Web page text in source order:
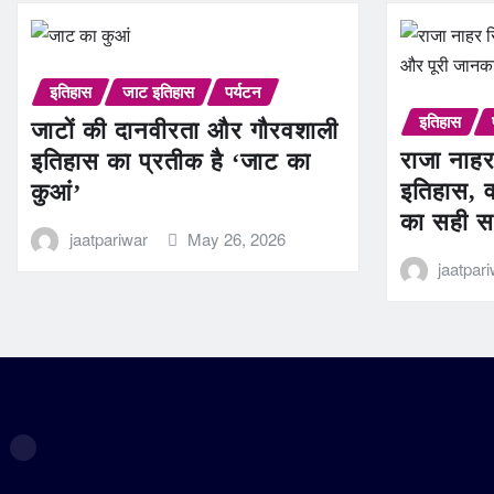
इतिहास जाट इतिहास पर्यटन
जाटों की दानवीरता और गौरवशाली
इतिहास का प्रतीक है ‘जाट का
कुआं’
jaatpariwar May 26, 2026
इतिहास
राजा
इतिहास,
का सही